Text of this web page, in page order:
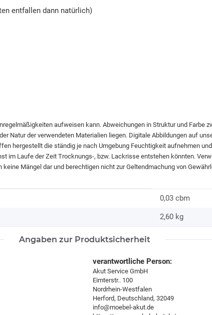
entfallen dann natürlich)
aufweisen kann. Abweichungen in Struktur und Farbe
Natur der verwendeten Materialien liegen. Digitale Abbildungen auf
hergestellt die ständig je nach Umgebung Feuchtigkeit aufnehmen
im Laufe der Zeit Trocknungs-, bzw. Lackrisse entstehen könnten.
Mängel dar und berechtigen nicht zur Geltendmachung von
0,03 cbm
2,60 kg
Angaben zur Produktsicherheit
verantwortliche Person:
Akut Service GmbH
Eimterstr.. 100
Nordrhein-Westfalen
Herford, Deutschland, 32049
info@moebel-akut.de